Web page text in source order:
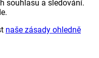
souhlasu a sledování.
naše zásady ohledně